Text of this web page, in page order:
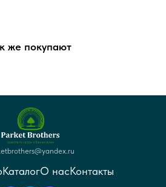
же покупают
КаталогО насКонтакты